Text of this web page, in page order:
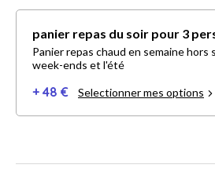
panier repas du soir pour 3
Panier repas chaud en semaine hors
week-ends et l'été
+ 48 € Selectionner mes options